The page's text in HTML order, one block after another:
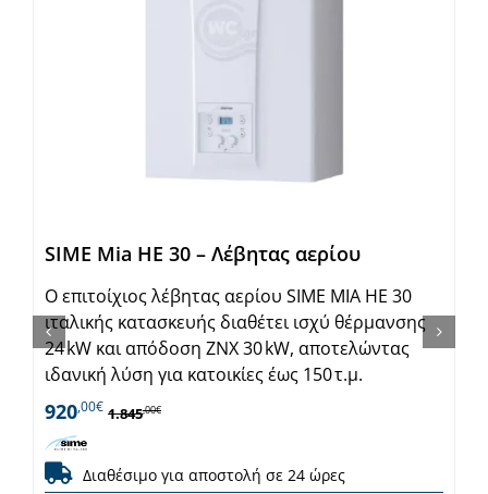
SIME Mia HE 30 – Λέβητας αερίου
Ο επιτοίχιος λέβητας αερίου SIME MIA HE 30
ιταλικής κατασκευής διαθέτει ισχύ θέρμανσης
24 kW και απόδοση ΖΝΧ 30 kW, αποτελώντας
ιδανική λύση για κατοικίες έως 150 τ.μ.
920,00€ 1.845,00€
Διαθέσιμο για αποστολή σε 24 ώρες